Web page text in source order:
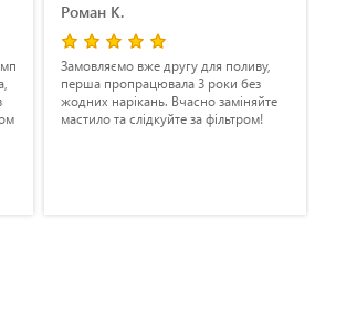
Роман К.
Замовляємо вже другу для поливу,
перша пропрацювала 3 роки без
жодних нарікань. Вчасно заміняйте
мастило та слідкуйте за фільтром!